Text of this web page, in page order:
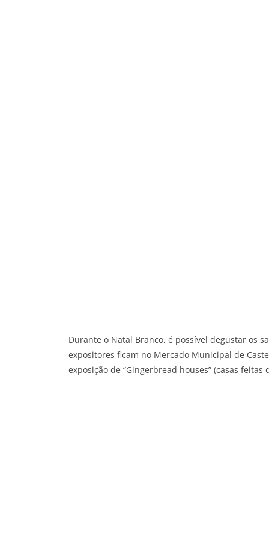
Durante o Natal Branco, é possível degustar os
expositores ficam no Mercado Municipal de
exposição de “Gingerbread houses” (casas feitas